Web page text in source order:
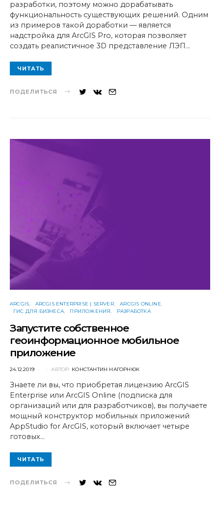
разработки, поэтому можно дорабатывать
функциональность существующих решений. Одним
из примеров такой доработки — является
надстройка для ArcGIS Pro, которая позволяет
создать реалистичное 3D представление ЛЭП…
ЧИТАТЬ
ПОДЕЛИТЬСЯ
ARCGIS ARCGIS ENTERPRISE | SERVER
ARCGIS ONLINE
ГИС ДЛЯ БИЗНЕСА
ПРИЛОЖЕНИЯ РАЗРАБОТКА
Запустите собственное
геоинформационное мобильное
приложение
POSTED
24.12.2019 АВТОР: КОНСТАНТИН НАГОРНЮК
Знаете ли вы, что приобретая лицензию ArcGIS
Enterprise или ArcGIS Online (подписка для
организаций или для разработчиков), вы получаете
мощный конструктор мобильных приложений
AppStudio for ArcGIS, который включает четыре
готовых…
ЧИТАТЬ
ПОДЕЛИТЬСЯ